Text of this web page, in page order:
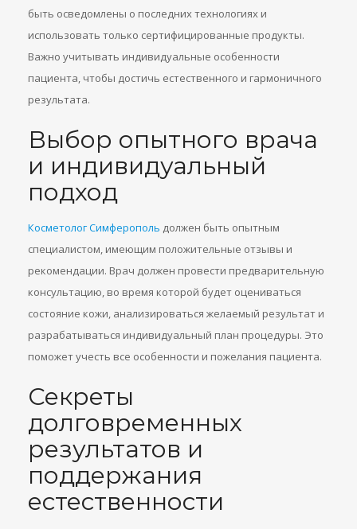
быть осведомлены о последних технологиях и
использовать только сертифицированные продукты.
Важно учитывать индивидуальные особенности
пациента, чтобы достичь естественного и гармоничного
результата.
Выбор опытного врача
и индивидуальный
подход
Косметолог Симферополь должен быть опытным
специалистом, имеющим положительные отзывы и
рекомендации. Врач должен провести предварительную
консультацию, во время которой будет оцениваться
состояние кожи, анализироваться желаемый результат и
разрабатываться индивидуальный план процедуры. Это
поможет учесть все особенности и пожелания пациента.
Секреты
долговременных
результатов и
поддержания
естественности